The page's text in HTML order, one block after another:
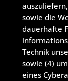
sowie die
dauerhafte
Technik
sowie (4)
eines